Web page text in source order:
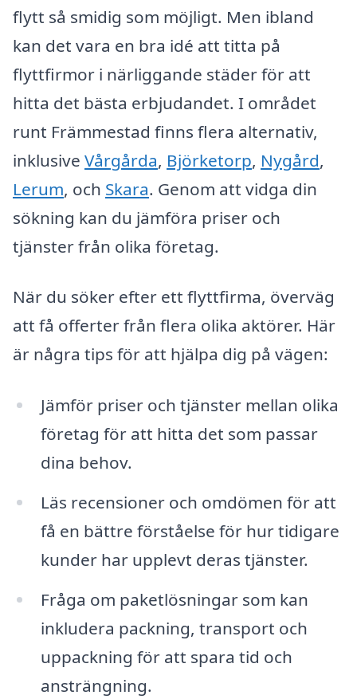
flytt så smidig som möjligt. Men ibland
kan det vara en bra idé att titta på
flyttfirmor i närliggande städer för att
hitta det bästa erbjudandet. I området
runt Främmestad finns flera alternativ,
inklusive Vårgårda, Björketorp, Nygård,
Lerum, och Skara. Genom att vidga din
sökning kan du jämföra priser och
tjänster från olika företag.
När du söker efter ett flyttfirma, överväg
att få offerter från flera olika aktörer. Här
är några tips för att hjälpa dig på vägen:
Jämför priser och tjänster mellan olika
företag för att hitta det som passar
dina behov.
Läs recensioner och omdömen för att
få en bättre förståelse för hur tidigare
kunder har upplevt deras tjänster.
Fråga om paketlösningar som kan
inkludera packning, transport och
uppackning för att spara tid och
ansträngning.